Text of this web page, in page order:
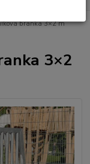
branka 3×2 m
3×2